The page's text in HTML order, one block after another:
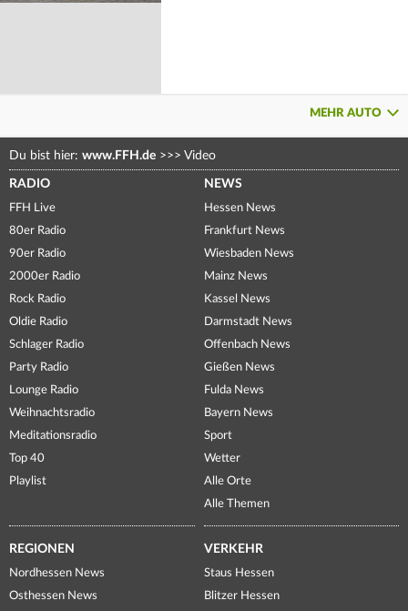
MEHR AUTO
Du bist hier: www.FFH.de >>> Video
RADIO
FFH Live
80er Radio
90er Radio
2000er Radio
Rock Radio
Oldie Radio
Schlager Radio
Party Radio
Lounge Radio
Weihnachtsradio
Meditationsradio
Top 40
Playlist
NEWS
Hessen News
Frankfurt News
Wiesbaden News
Mainz News
Kassel News
Darmstadt News
Offenbach News
Gießen News
Fulda News
Bayern News
Sport
Wetter
Alle Orte
Alle Themen
REGIONEN
Nordhessen News
Osthessen News
VERKEHR
Staus Hessen
Blitzer Hessen